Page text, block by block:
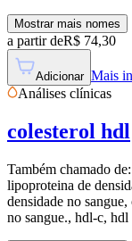
Mostrar mais nomes
a partir deR$ 74,30
Adicionar Mais
Análises clínicas
colesterol hdl
Também chamado de:
lipoproteina de
densidade no
no sangue., hdl-c,